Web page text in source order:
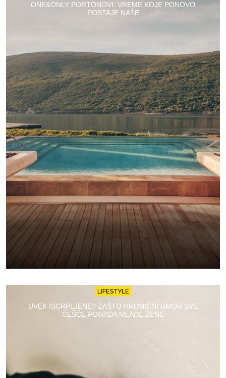
ONE&ONLY PORTONOVI: VREME KOJE PONOVO
POSTAJE NAŠE
LIFESTYLE
UVEK ISCRPLJENE? ZAŠTO HRONIČNI UMOR SVE
ČEŠĆE POGAĐA MLADE ŽENE